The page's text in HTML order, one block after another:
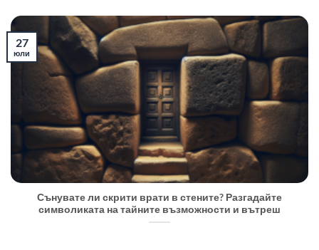
Сънувате ли скрити врати в стените? Разгадайте
символиката на тайните възможности и вътреш
27
юли